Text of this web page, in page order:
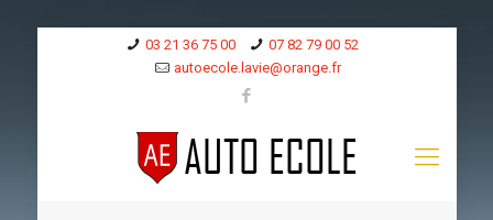
03 21 36 75 00
07 82 79 00 52
autoecole.lavie@orange.fr